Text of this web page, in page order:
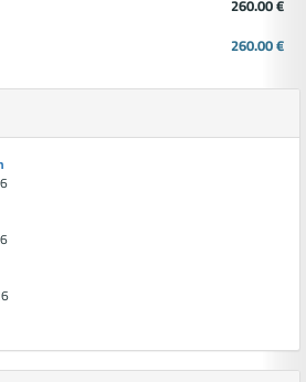
260.00 €
260.00 €